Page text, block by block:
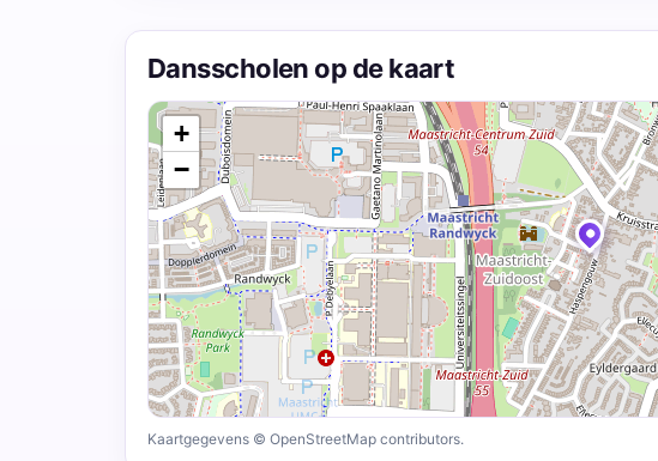
Dansscholen op de kaart
+
−
Kaartgegevens © OpenStreetMap contributors.